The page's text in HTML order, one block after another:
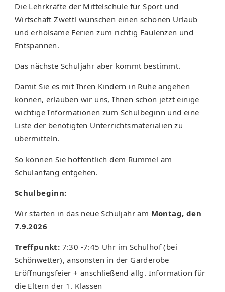
Die Lehrkräfte der Mittelschule für Sport und
Wirtschaft Zwettl wünschen einen schönen Urlaub
und erholsame Ferien zum richtig Faulenzen und
Entspannen.
Das nächste Schuljahr aber kommt bestimmt.
Damit Sie es mit Ihren Kindern in Ruhe angehen
können, erlauben wir uns, Ihnen schon jetzt einige
wichtige Informationen zum Schulbeginn und eine
Liste der benötigten Unterrichtsmaterialien zu
übermitteln.
So können Sie hoffentlich dem Rummel am
Schulanfang entgehen.
Schulbeginn:
Wir starten in das neue Schuljahr am Montag, den
7.9.2026
Treffpunkt: 7:30 -7:45 Uhr im Schulhof (bei
Schönwetter), ansonsten in der Garderobe
Eröffnungsfeier + anschließend allg. Information für
die Eltern der 1. Klassen